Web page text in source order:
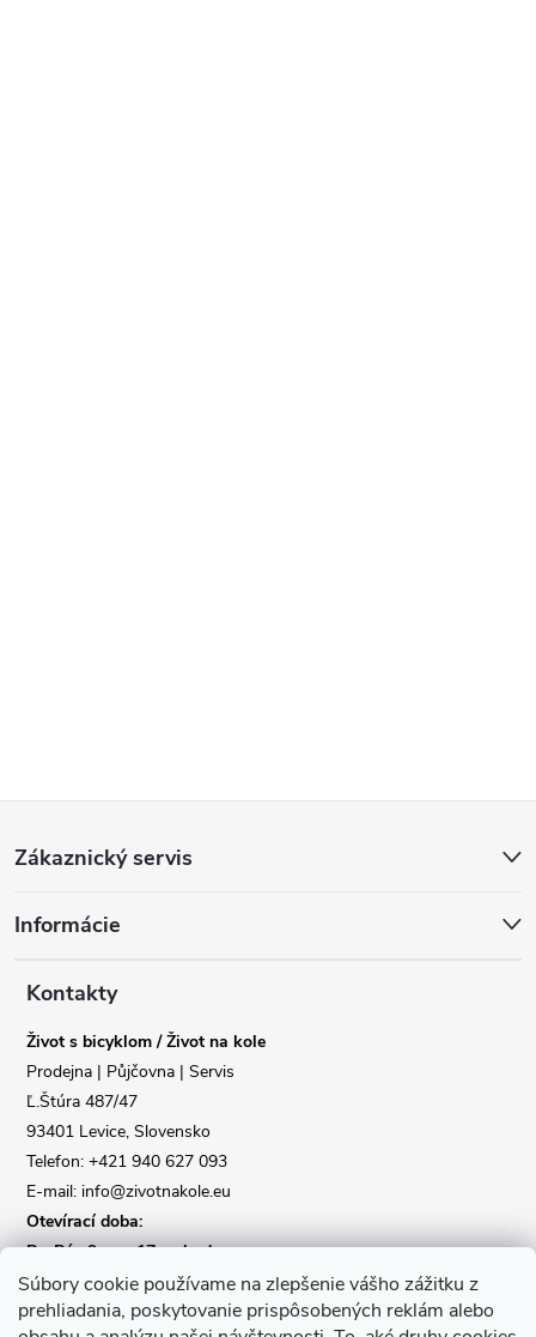
Súbory cookie používame na zlepšenie vášho zážitku z
prehliadania, poskytovanie prispôsobených reklám alebo
p
Zákaznický servis
Informácie
Kontakty
Život s bicyklom / Život na kole
Prodejna | Půjčovna | Servis
Ľ.Štúra 487/47
93401 Levice, Slovensko
Telefon: +421 940 627 093
E-mail: info@zivotnakole.eu
Otevírací doba:
Po-Pá : 9,oo - 17,oo hod
So : 9,oo - 12,oo | Ne : Zavřeno